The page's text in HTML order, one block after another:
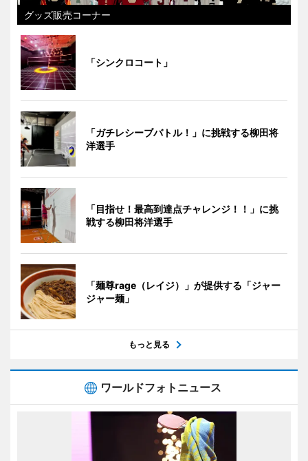
グッズ販売コーナー
「シンクロコート」
「ガチレシーブバトル！」に挑戦する柳田将
洋選手
「目指せ！最高到達点チャレンジ！！」に挑
戦する柳田将洋選手
「麺尊rage（レイジ）」が提供する「ジャー
ジャー麺」
もっと見る
ワールドフォトニュース